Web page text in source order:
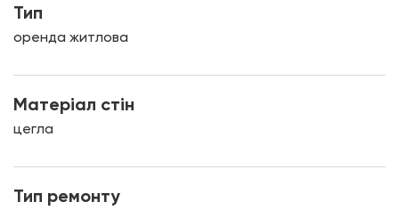
Тип
оренда житлова
Матеріал стін
цегла
Тип ремонту